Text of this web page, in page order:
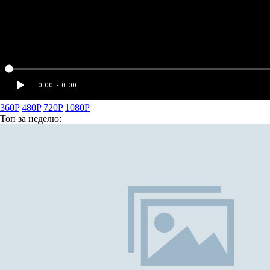
360P 480P 720P 1080P
Топ за неделю: